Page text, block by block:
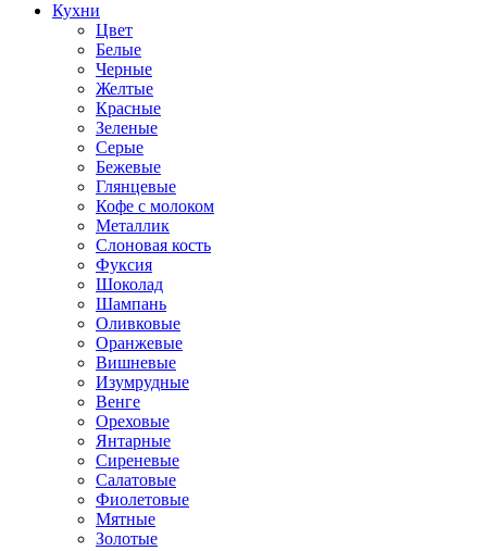
Кухни
Цвет
Белые
Черные
Желтые
Красные
Зеленые
Серые
Бежевые
Глянцевые
Кофе с молоком
Металлик
Слоновая кость
Фуксия
Шоколад
Шампань
Оливковые
Оранжевые
Вишневые
Изумрудные
Венге
Ореховые
Янтарные
Сиреневые
Салатовые
Фиолетовые
Мятные
Золотые